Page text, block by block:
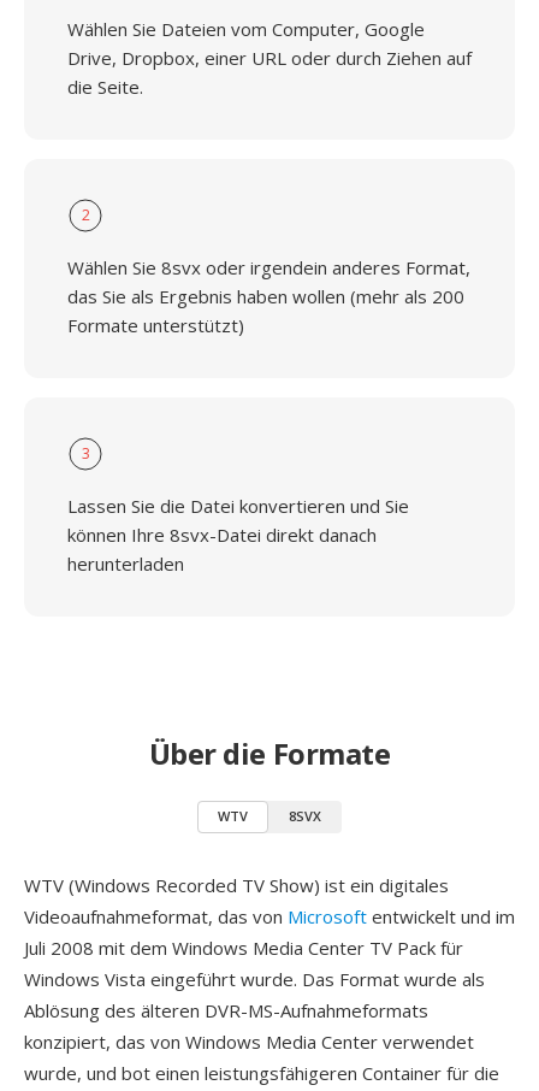
Wählen Sie Dateien vom Computer, Google
Drive, Dropbox, einer URL oder durch Ziehen auf
die Seite.
2
Wählen Sie 8svx oder irgendein anderes Format,
das Sie als Ergebnis haben wollen (mehr als 200
Formate unterstützt)
3
Lassen Sie die Datei konvertieren und Sie
können Ihre 8svx-Datei direkt danach
herunterladen
Über die Formate
WTV 8SVX
WTV (Windows Recorded TV Show) ist ein digitales
Videoaufnahmeformat, das von Microsoft entwickelt und im
Juli 2008 mit dem Windows Media Center TV Pack für
Windows Vista eingeführt wurde. Das Format wurde als
Ablösung des älteren DVR-MS-Aufnahmeformats
konzipiert, das von Windows Media Center verwendet
wurde, und bot einen leistungsfähigeren Container für die